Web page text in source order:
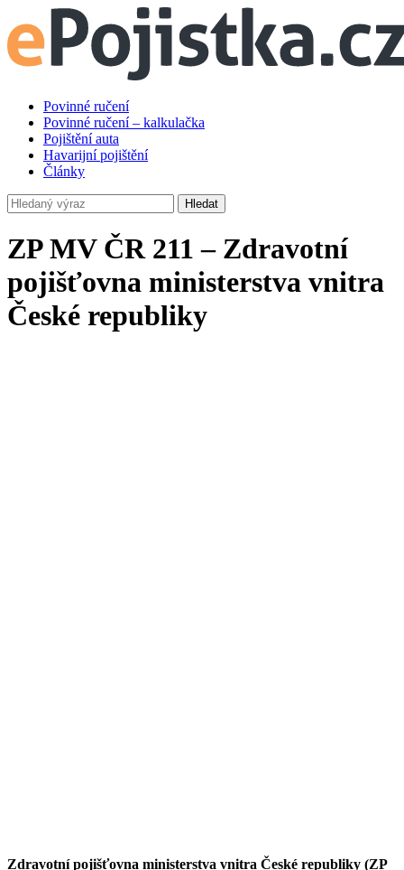
Povinné ručení
Povinné ručení – kalkulačka
Pojištění auta
Havarijní pojištění
Články
Hledat
ZP MV ČR 211 – Zdravotní
pojišťovna ministerstva vnitra
České republiky
Zdravotní pojišťovna ministerstva vnitra České republiky (ZP